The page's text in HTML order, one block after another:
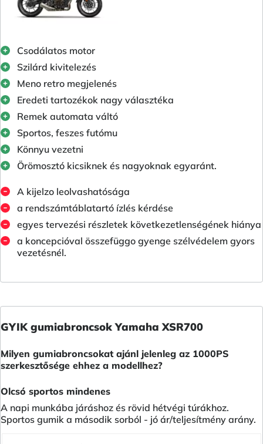
Csodálatos motor
Szilárd kivitelezés
Meno retro megjelenés
Eredeti tartozékok nagy választéka
Remek automata váltó
Sportos, feszes futómu
Könnyu vezetni
Örömosztó kicsiknek és nagyoknak egyaránt.
A kijelzo leolvashatósága
a rendszámtáblatartó ízlés kérdése
egyes tervezési részletek következetlenségének hiánya
a koncepcióval összefüggo gyenge szélvédelem gyors
vezetésnél.
GYIK gumiabroncsok Yamaha XSR700
Milyen gumiabroncsokat ajánl jelenleg az 1000PS
szerkesztősége ehhez a modellhez?
Olcsó sportos mindenes
A napi munkába járáshoz és rövid hétvégi túrákhoz.
Sportos gumik a második sorból - jó ár/teljesítmény arány.